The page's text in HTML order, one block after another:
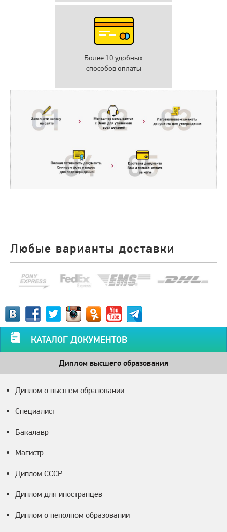
Более 10 удобных
способов оплаты
Любые варианты доставки
КАТАЛОГ ДОКУМЕНТОВ
Диплом высшего образования
Диплом о высшем образовании
Специалист
Бакалавр
Магистр
Диплом СССР
Диплом для иностранцев
Диплом о неполном образовании